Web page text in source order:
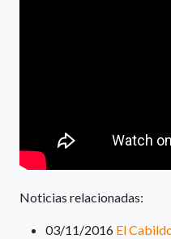
Noticias relacionadas:
03/11/2016 El